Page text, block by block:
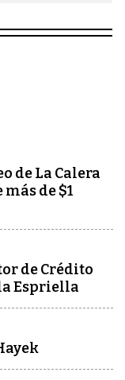
de La Calera
de $1
de Crédito
Espriella